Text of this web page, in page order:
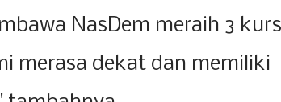
NasDem meraih 3
merasa dekat dan memiliki